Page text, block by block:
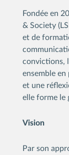
Fondée en
& Society
et de
convictions,
ensemble
et une
elle forme le
Vision
Par son